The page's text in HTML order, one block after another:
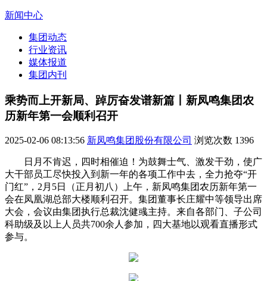
新闻中心
集团动态
行业资讯
媒体报道
集团内刊
乘势而上开新局、踔厉奋发谱新篇丨新凤鸣集团农
历新年第一会顺利召开
2025-02-06 08:13:56 新凤鸣集团股份有限公司 浏览次数 1396
日月不肯迟，四时相催迫！为鼓舞士气、激发干劲，使广
大干部员工尽快投入到新一年的各项工作中去，全力抢夺“开
门红”，2月5日（正月初八）上午，新凤鸣集团农历新年第一
会在凤凰湖总部大楼顺利召开。集团董事长庄耀中等领导出席
大会，会议由集团执行总裁沈健彧主持。来自各部门、子公司
科助级及以上人员共700余人参加，四大基地以观看直播形式
参与。